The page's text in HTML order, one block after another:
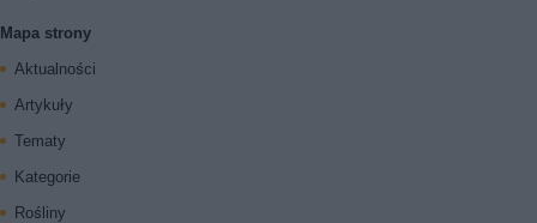
Mapa strony
Aktualności
Artykuły
Tematy
Kategorie
Rośliny